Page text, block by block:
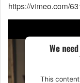
https://vimeo.com/
We
This